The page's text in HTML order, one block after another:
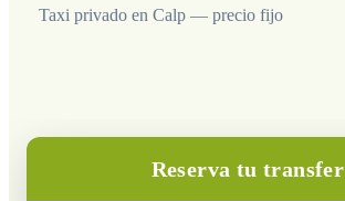
Taxi privado en Calp — precio fijo
Reserva tu transfer